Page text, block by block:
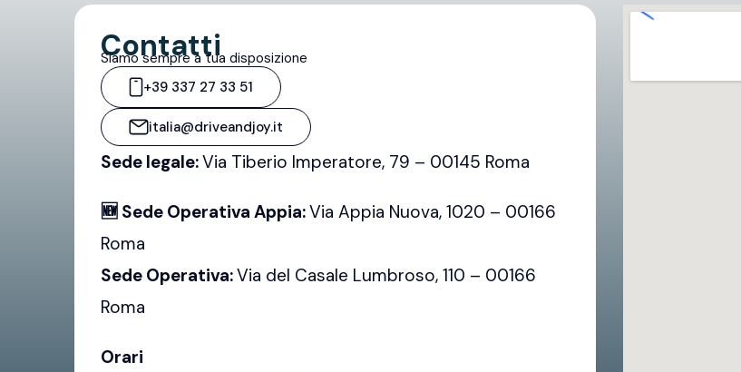
Contatti
Siamo sempre a tua disposizione
+39 337 27 33 51
italia@driveandjoy.it
Sede legale:Via Tiberio Imperatore, 79 – 00145 Roma
🆕 Sede Operativa Appia:Via Appia Nuova, 1020 – 00166
Roma
Sede Operativa:Via del Casale Lumbroso, 110 – 00166
Roma
Orari